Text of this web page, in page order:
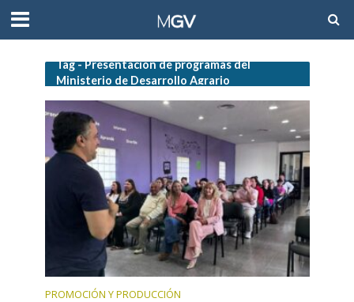
Tag - Presentación de programas del
Ministerio de Desarrollo Agrario
PROMOCIÓN Y PRODUCCIÓN